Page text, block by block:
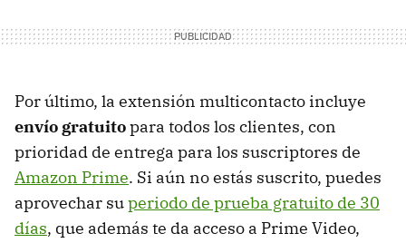
Por último, la extensión multicontacto incluye
envío gratuitopara todos los clientes, con
prioridad de entrega para los suscriptores de
Amazon Prime. Si aún no estás suscrito, puedes
aprovechar superiodo de prueba gratuito de 30
días, que además te da acceso a Prime Video,